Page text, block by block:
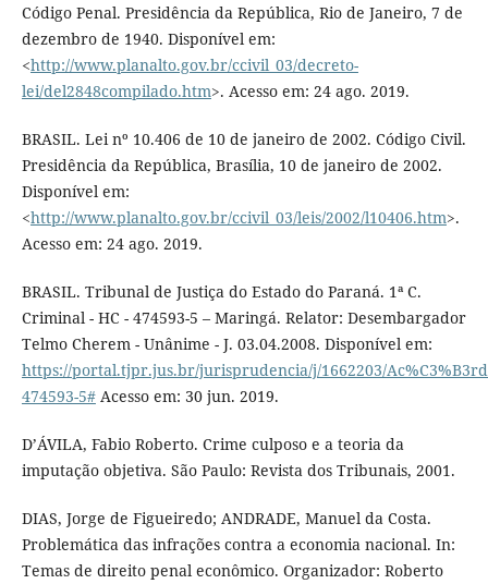
Código Penal. Presidência da República, Rio de Janeiro, 7 de
dezembro de 1940. Disponível em:
<http://www.planalto.gov.br/ccivil_03/decreto-
lei/del2848compilado.htm>. Acesso em: 24 ago. 2019.
BRASIL. Lei nº 10.406 de 10 de janeiro de 2002. Código Civil.
Presidência da República, Brasília, 10 de janeiro de 2002.
Disponível em:
<http://www.planalto.gov.br/ccivil_03/leis/2002/l10406.htm>.
Acesso em: 24 ago. 2019.
BRASIL. Tribunal de Justiça do Estado do Paraná. 1ª C.
Criminal - HC - 474593-5 – Maringá. Relator: Desembargador
Telmo Cherem - Unânime - J. 03.04.2008. Disponível em:
https://portal.tjpr.jus.br/jurisprudencia/j/1662203/
474593-5#Acesso em: 30 jun. 2019.
D’ÁVILA, Fabio Roberto. Crime culposo e a teoria da
imputação objetiva. São Paulo: Revista dos Tribunais, 2001.
DIAS, Jorge de Figueiredo; ANDRADE, Manuel da Costa.
Problemática das infrações contra a economia nacional. In:
Temas de direito penal econômico. Organizador: Roberto